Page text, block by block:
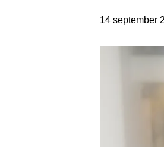
14 september